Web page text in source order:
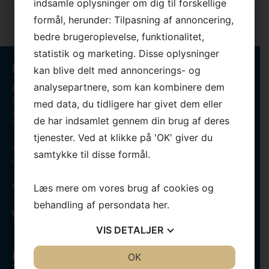
Kontaktinformation
Bega Serviceteknik/Bent Gredal
Lundagervej 18
2740 Skovlunde
CVR-nr.:56722858
+45 40 58 02 20
info@bega.dk
Persondatapolitik
Kontakt os
indsamle oplysninger om dig til forskellige
formål, herunder: Tilpasning af annoncering,
bedre brugeroplevelse, funktionalitet,
statistik og marketing. Disse oplysninger
kan blive delt med annoncerings- og
analysepartnere, som kan kombinere dem
med data, du tidligere har givet dem eller
de har indsamlet gennem din brug af deres
tjenester. Ved at klikke på 'OK' giver du
samtykke til disse formål.
Læs mere om vores brug af cookies og
behandling af persondata her.
VIS DETALJER
OK